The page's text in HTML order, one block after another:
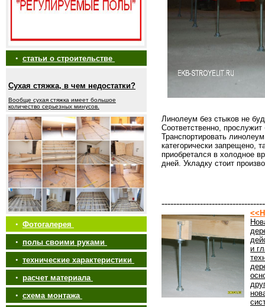
• статьи о строительстве
Сухая стяжка, в чем недостатки?
Вообще сухая стяжка имеет большое
количество серьезных минусов.
• Фотогалерея
• полы своими руками
• технические характеристики
• расчет материала
• схема монтажа
Линолеум без стыков не
Соответственно,
Транспортировать
категорически запрещено,
приобретался в холодное
дней. Укладку стоит
и